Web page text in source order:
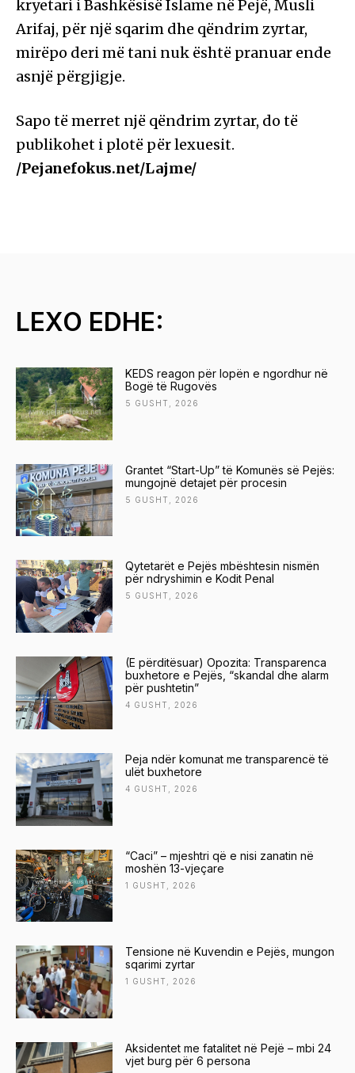
kryetari i Bashkësisë Islame në Pejë, Musli
Arifaj, për një sqarim dhe qëndrim zyrtar,
mirëpo deri më tani nuk është pranuar ende
asnjë përgjigje.
Sapo të merret një qëndrim zyrtar, do të
publikohet i plotë për lexuesit.
/Pejanefokus.net/Lajme/
LEXO EDHE:
KEDS reagon për lopën e ngordhur në
Bogë të Rugovës
5 GUSHT, 2026
Grantet “Start-Up” të Komunës së Pejës:
mungojnë detajet për procesin
5 GUSHT, 2026
Qytetarët e Pejës mbështesin nismën
për ndryshimin e Kodit Penal
5 GUSHT, 2026
(E përditësuar) Opozita: Transparenca
buxhetore e Pejës, “skandal dhe alarm
për pushtetin”
4 GUSHT, 2026
Peja ndër komunat me transparencë të
ulët buxhetore
4 GUSHT, 2026
“Caci” – mjeshtri që e nisi zanatin në
moshën 13-vjeçare
1 GUSHT, 2026
Tensione në Kuvendin e Pejës, mungon
sqarimi zyrtar
1 GUSHT, 2026
Aksidentet me fatalitet në Pejë – mbi 24
vjet burg për 6 persona